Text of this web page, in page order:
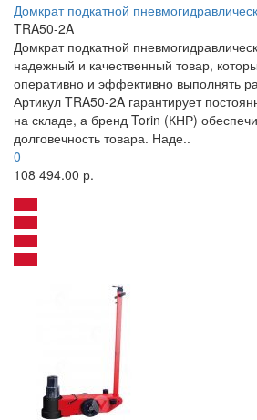
Домкрат подкатной
TRA50-2A
Домкрат подкатной
надежный и качественный товар,
оперативно и эффективно выполнять
Артикул TRA50-2A гарантирует
на складе, а бренд Torin (КНР)
долговечность товара. Наде..
0
108 494.00 р.